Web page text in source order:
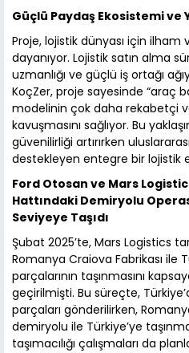
Güçlü Paydaş Ekosistemi ve
Proje, lojistik dünyası için ilham
dayanıyor. Lojistik satın alma
uzmanlığı ve güçlü iş ortağı
KoçZer, proje sayesinde “araç
modelinin çok daha rekabetçi
kavuşmasını sağlıyor. Bu
güvenilirliği artırırken
destekleyen entegre bir lojistik
Ford Otosan ve Mars
Hattındaki Demiryolu
Seviyeye Taşıdı
Şubat 2025’te, Mars Logistics
Romanya Craiova Fabrikası ile
parçalarının taşınmasını
geçirilmişti. Bu süreçte,
parçaları gönderilirken,
demiryolu ile Türkiye’ye
taşımacılığı çalışmaları da